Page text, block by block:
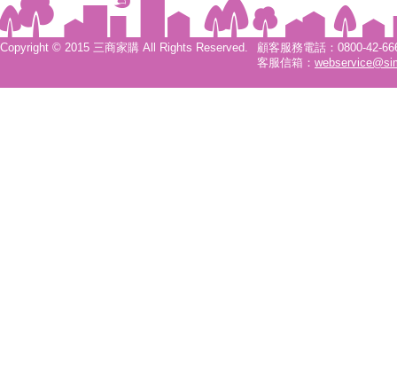
Copyright © 2015 三商家購 All Rights Reserved.
顧客服務電話：0800-42-
客服信箱：